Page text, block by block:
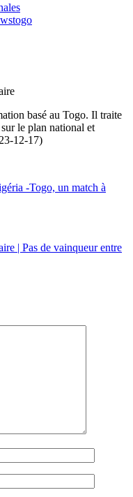
togo
basé au Togo. Il traite
le plan national et
12-17)
-Togo, un match à
| Pas de vainqueur entre